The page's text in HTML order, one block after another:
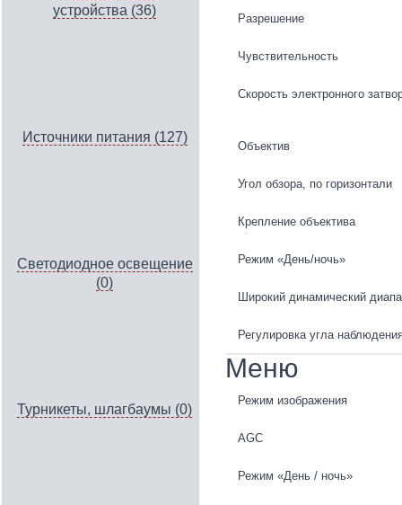
устройства (36)
Источники питания (127)
Светодиодное освещение
(0)
Турникеты, шлагбаумы (0)
Разрешение
Чувствительность
Скорость электронного
Объектив
Угол обзора, по горизонтали
Крепление объектива
Режим «День/ночь»
Широкий динамический
Регулировка угла
Меню
Режим изображения
AGC
Режим «День / ночь»